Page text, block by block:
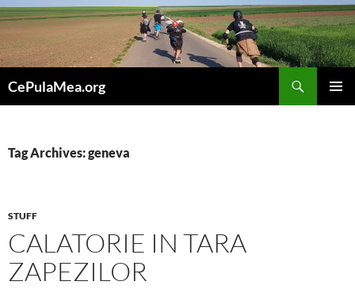
Skip
to
content
CePulaMea.org
Tag Archives: geneva
STUFF
CALATORIE IN TARA
ZAPEZILOR